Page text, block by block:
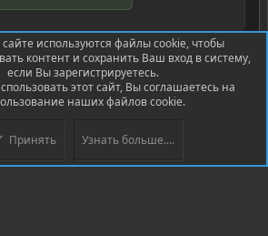
® © 2010-2026 XenForo Ltd.
Axelrod of 8WAYRUN
используются файлы cookie, чтобы
контент и сохранить Ваш вход в систему,
если Вы зарегистрируетесь.
этот сайт, Вы соглашаетесь на
наших файлов cookie.
Принять Узнать больше....